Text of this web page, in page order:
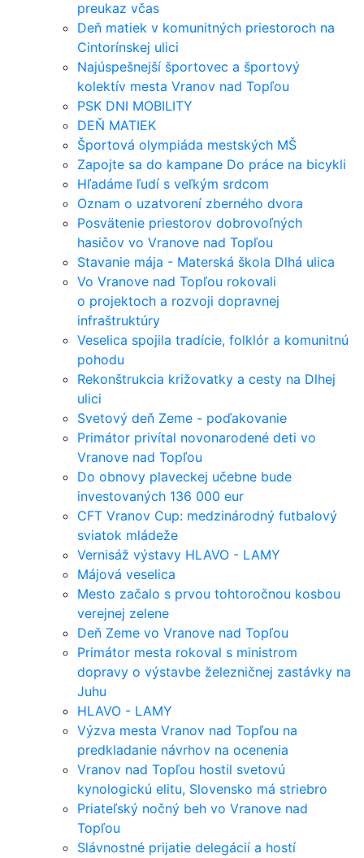
preukaz včas
Deň matiek v komunitných priestoroch na
Cintorínskej ulici
Najúspešnejší športovec a športový
kolektív mesta Vranov nad Topľou
PSK DNI MOBILITY
DEŇ MATIEK
Športová olympiáda mestských MŠ
Zapojte sa do kampane Do práce na bicykli
Hľadáme ľudí s veľkým srdcom
Oznam o uzatvorení zberného dvora
Posvätenie priestorov dobrovoľných
hasičov vo Vranove nad Topľou
Stavanie mája - Materská škola Dlhá ulica
Vo Vranove nad Topľou rokovali
o projektoch a rozvoji dopravnej
infraštruktúry
Veselica spojila tradície, folklór a komunitnú
pohodu
Rekonštrukcia križovatky a cesty na Dlhej
ulici
Svetový deň Zeme - poďakovanie
Primátor privítal novonarodené deti vo
Vranove nad Topľou
Do obnovy plaveckej učebne bude
investovaných 136 000 eur
CFT Vranov Cup: medzinárodný futbalový
sviatok mládeže
Vernisáž výstavy HLAVO - LAMY
Májová veselica
Mesto začalo s prvou tohtoročnou kosbou
verejnej zelene
Deň Zeme vo Vranove nad Topľou
Primátor mesta rokoval s ministrom
dopravy o výstavbe železničnej zastávky na
Juhu
HLAVO - LAMY
Výzva mesta Vranov nad Topľou na
predkladanie návrhov na ocenenia
Vranov nad Topľou hostil svetovú
kynologickú elitu, Slovensko má striebro
Priateľský nočný beh vo Vranove nad
Topľou
Slávnostné prijatie delegácií a hostí